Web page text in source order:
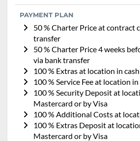
PAYMENT PLAN
50 % Charter Price at contract
transfer
50 % Charter Price 4 weeks
via bank transfer
100 % Extras at location in cash
100 % Service Fee at location in
100 % Security Deposit at
Mastercard or by Visa
100 % Additional Costs at
100 % Extras Deposit at
Mastercard or by Visa